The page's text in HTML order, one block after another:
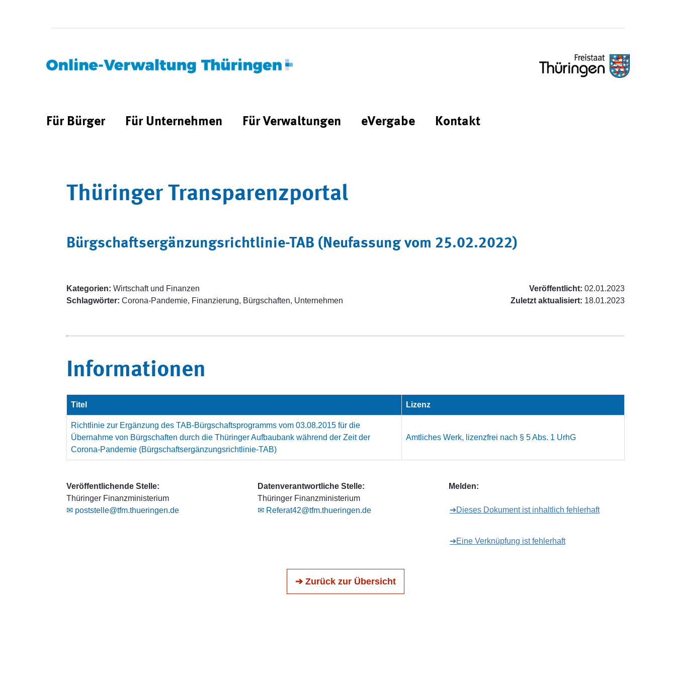
Für Bürger Für Unternehmen Für Verwaltungen eVergabe Kontakt
Thüringer Transparenzportal
Bürgschaftsergänzungsrichtlinie-TAB (Neufassung vom 25.02.2022)
Kategorien: Wirtschaft und Finanzen
Schlagwörter: Corona-Pandemie, Finanzierung, Bürgschaften, Unternehmen
Veröffentlicht: 02.01.2023
Zuletzt aktualisiert: 18.01.2023
Informationen
Titel Lizenz
Richtlinie zur Ergänzung des TAB-Bürgschaftsprogramms vom 03.08.2015 für die
Übernahme von Bürgschaften durch die Thüringer Aufbaubank während der Zeit der
Corona-Pandemie (Bürgschaftsergänzungsrichtlinie-TAB)
Amtliches Werk, lizenzfrei nach § 5 Abs. 1 UrhG
Veröffentlichende Stelle:
Thüringer Finanzministerium
✉ poststelle@tfm.thueringen.de
Datenverantwortliche Stelle:
Thüringer Finanzministerium
✉ Referat42@tfm.thueringen.de
Melden:
➔Dieses Dokument ist inhaltlich fehlerhaft
➔Eine Verknüpfung ist fehlerhaft
➔ Zurück zur Übersicht